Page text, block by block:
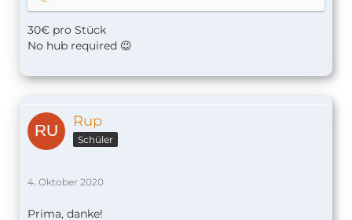
30€ pro Stück
No hub required 😉
Rup
Schüler
4. Oktober 2020
Prima, danke!